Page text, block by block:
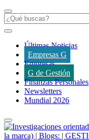
Últimas Noticias
Empresas G
Empresas
G de Gestión
Finanzas Personales
Newsletters
Mundial 2026